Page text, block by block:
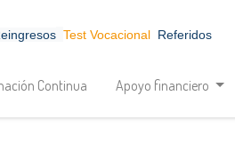
Test Vocacional Referidos
Continua Apoyo financiero